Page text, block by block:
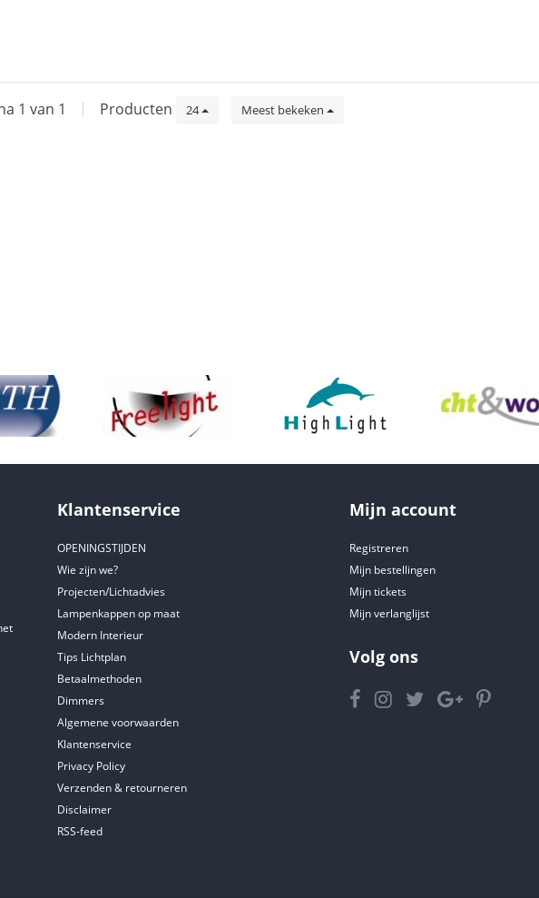
1 van 1 | Producten 24 Meest bekeken
Klantenservice
OPENINGSTIJDEN
Wie zijn we?
Projecten/Lichtadvies
Lampenkappen op maat
Modern Interieur
Tips Lichtplan
Betaalmethoden
Dimmers
Algemene voorwaarden
Klantenservice
Privacy Policy
Verzenden & retourneren
Disclaimer
RSS-feed
Mijn account
Registreren
Mijn bestellingen
Mijn tickets
Mijn verlanglijst
Volg ons